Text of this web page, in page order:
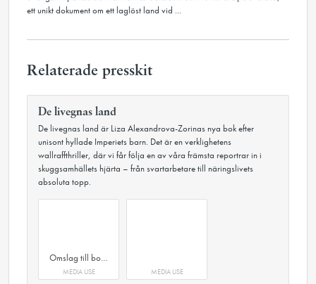
ett unikt dokument om ett laglöst land vid ...
Relaterade presskit
De livegnas land
De livegnas land är Liza Alexandrova-Zorinas nya bok efter
unisont hyllade Imperiets barn. Det är en verklighetens
wallraffthriller, där vi får följa en av våra främsta reportrar in i
skuggsamhällets hjärta – från svartarbetare till näringslivets
absoluta topp.
Omslag till boken De livegnas land av Liza Alexandrova-Zorina
MEDIA USE MEDIA USE